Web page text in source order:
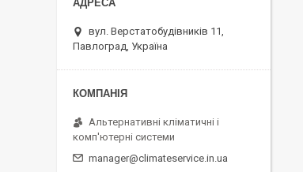
вул. Верстатобудівників 11,
Павлоград, Україна
Альтернативні кліматичні і
комп'ютерні системи
manager@climateservice.in.ua